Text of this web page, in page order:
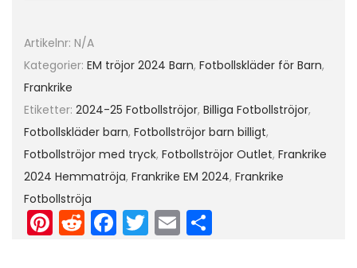
l
E
M
2
0
2
4
Artikelnr: N/A
Kategorier: EM tröjor 2024 Barn, Fotbollskläder för Barn,
Frankrike
Etiketter: 2024-25 Fotbollströjor, Billiga Fotbollströjor,
Fotbollskläder barn, Fotbollströjor barn billigt,
Fotbollströjor med tryck, Fotbollströjor Outlet, Frankrike
2024 Hemmatröja, Frankrike EM 2024, Frankrike
Fotbollströja
Pi
nt
R
e
F
a
T
w
E
m